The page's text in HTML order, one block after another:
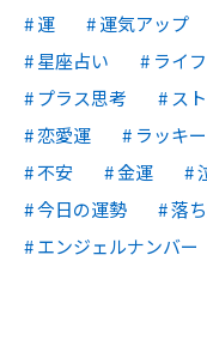
運
運気アップ
星座占い
ライ
プラス思考
ス
恋愛運
ラッキ
不安
金運
今日の運勢
落
エンジェルナンバー